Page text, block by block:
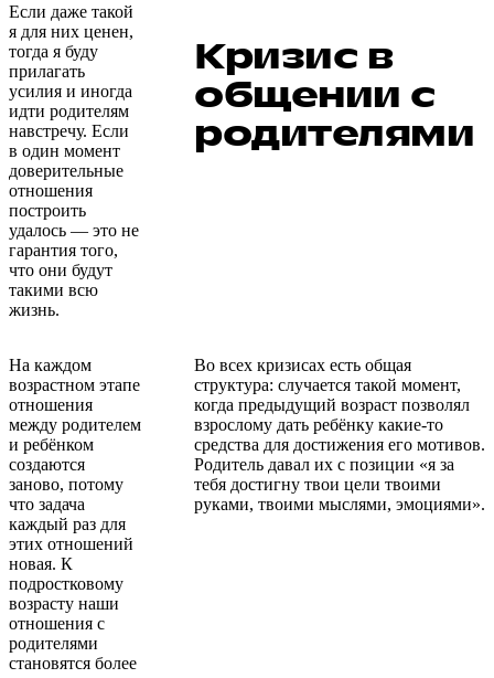
Если даже такой
я для них ценен,
тогда я буду
прилагать
усилия и иногда
идти родителям
навстречу. Если
в один момент
доверительные
отношения
построить
удалось — это не
гарантия того,
что они будут
такими всю
жизнь.
Кризис в
общении с
родителями
На каждом
возрастном этапе
отношения
между родителем
и ребёнком
создаются
заново, потому
что задача
каждый раз для
этих отношений
новая. К
подростковому
возрасту наши
отношения с
родителями
становятся более
Во всех кризисах есть общая
структура: случается такой момент,
когда предыдущий возраст позволял
взрослому дать ребёнку какие-то
средства для достижения его мотивов.
Родитель давал их с позиции «я за
тебя достигну твои цели твоими
руками, твоими мыслями, эмоциями».